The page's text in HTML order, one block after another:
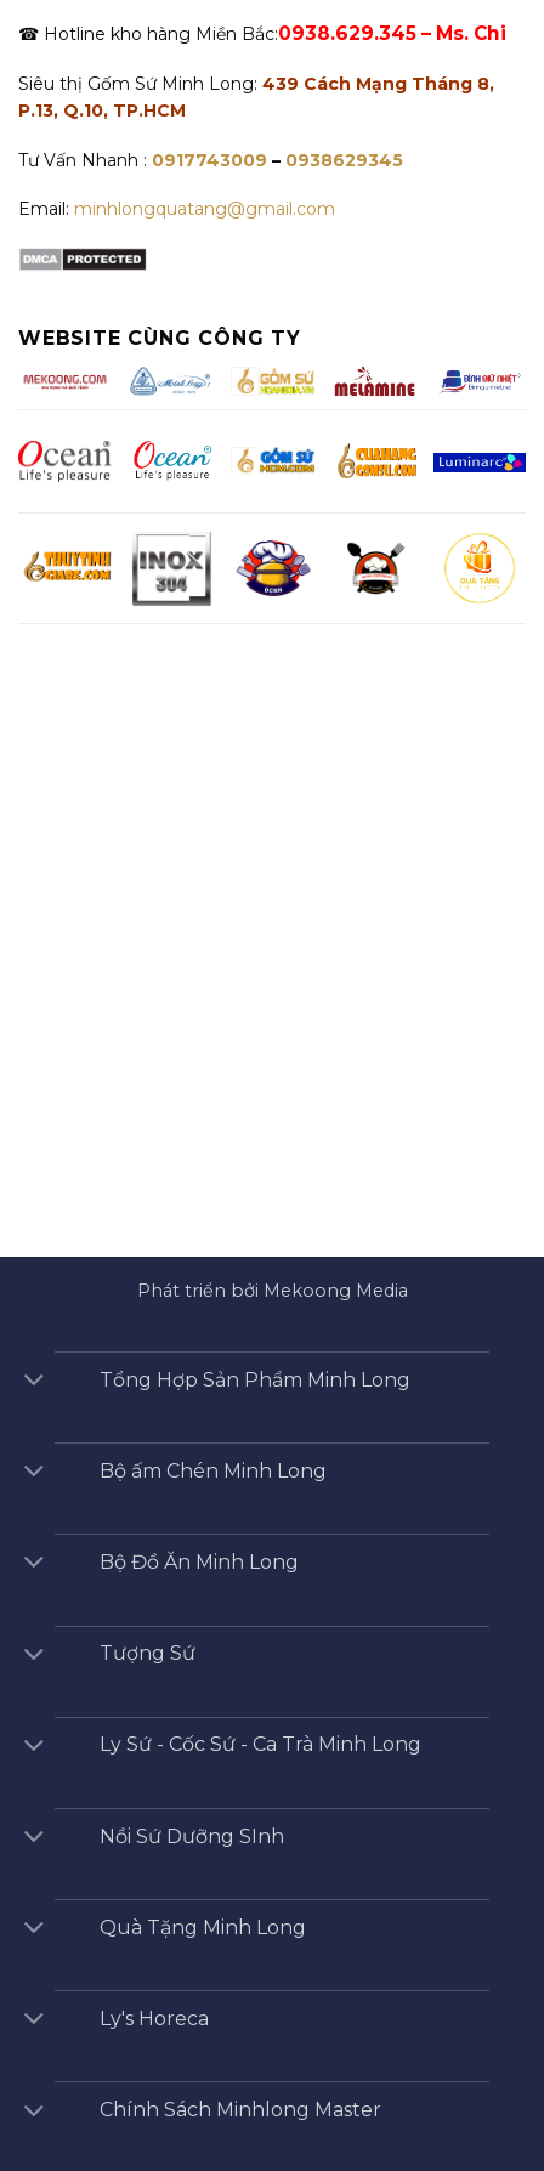
☎ Hotline kho hàng Miền Bắc:0938.629.345 – Ms. Chi
Siêu thị Gốm Sứ Minh Long: 439 Cách Mạng Tháng 8,
P.13, Q.10, TP.HCM
Tư Vấn Nhanh : 0917743009 – 0938629345
Email: minhlongquatang@gmail.com
WEBSITE CÙNG CÔNG TY
Phát triển bởi Mekoong Media
Tổng Hợp Sản Phẩm Minh Long
Bộ ấm Chén Minh Long
Bộ Đồ Ăn Minh Long
Tượng Sứ
Ly Sứ - Cốc Sứ - Ca Trà Minh Long
Nồi Sứ Dưỡng SInh
Quà Tặng Minh Long
Ly's Horeca
Chính Sách Minhlong Master